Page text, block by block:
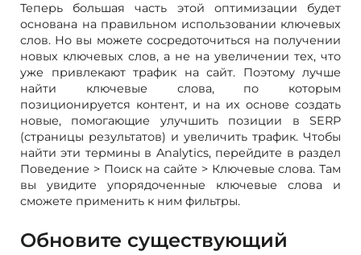
Теперь большая часть этой оптимизации будет
основана на правильном использовании ключевых
слов. Но вы можете сосредоточиться на получении
новых ключевых слов, а не на увеличении тех, что
уже привлекают трафик на сайт. Поэтому лучше
найти ключевые слова, по которым
позиционируется контент, и на их основе создать
новые, помогающие улучшить позиции в SERP
(страницы результатов) и увеличить трафик. Чтобы
найти эти термины в Analytics, перейдите в раздел
Поведение > Поиск на сайте > Ключевые слова. Там
вы увидите упорядоченные ключевые слова и
сможете применить к ним фильтры.
Обновите существующий